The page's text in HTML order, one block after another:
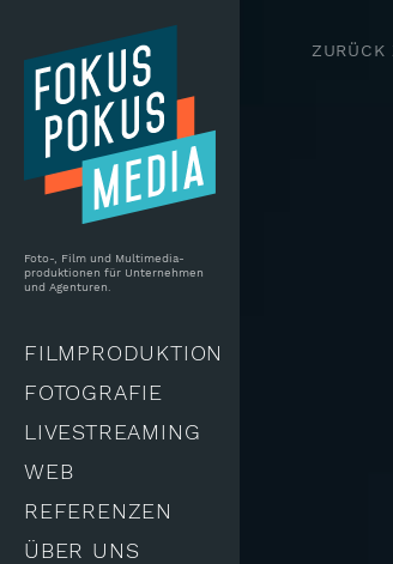
Foto-, Film und Multimedia-
produktionen für Unternehmen
und Agenturen.
FILMPRODUKTION
FOTOGRAFIE
LIVESTREAMING
WEB
REFERENZEN
ÜBER UNS
ZURÜCK